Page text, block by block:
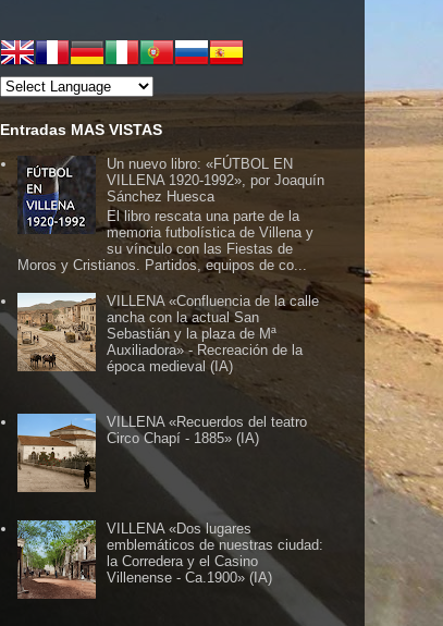
Entradas MAS VISTAS
Un nuevo libro: «FÚTBOL EN
VILLENA 1920-1992», por Joaquín
Sánchez Huesca
El libro rescata una parte de la
memoria futbolística de Villena y
su vínculo con las Fiestas de
Moros y Cristianos. Partidos, equipos de co...
VILLENA «Confluencia de la calle
ancha con la actual San
Sebastián y la plaza de Mª
Auxiliadora» - Recreación de la
época medieval (IA)
VILLENA «Recuerdos del teatro
Circo Chapí - 1885» (IA)
VILLENA «Dos lugares
emblemáticos de nuestras ciudad:
la Corredera y el Casino
Villenense - Ca.1900» (IA)